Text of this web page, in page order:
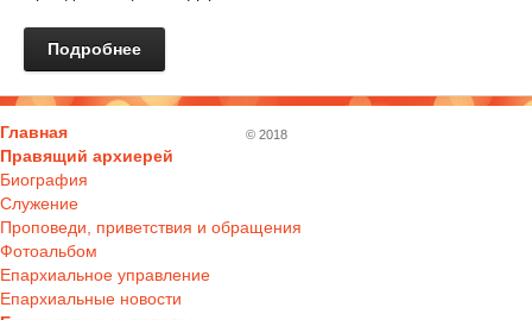
Подробнее
Главная
Правящий архиерей
Биография
Служение
Проповеди, приветствия и обращения
Фотоальбом
Епархиальное управление
Епархиальные новости
© 2018